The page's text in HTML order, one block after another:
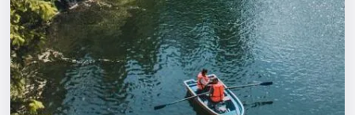
Площадки
Артисты
Рейтинги